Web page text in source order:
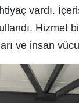
vardı.
Hizmet
ve insan